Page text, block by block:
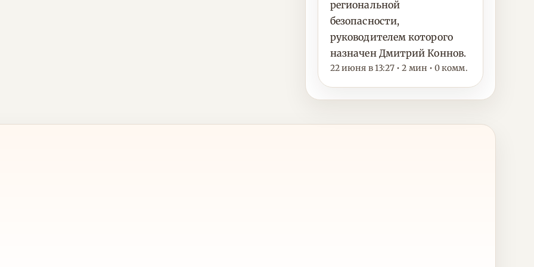
региональной
безопасности,
руководителем которого
назначен Дмитрий Коннов.
22 июня в 13:27 • 2 мин • 0 комм.